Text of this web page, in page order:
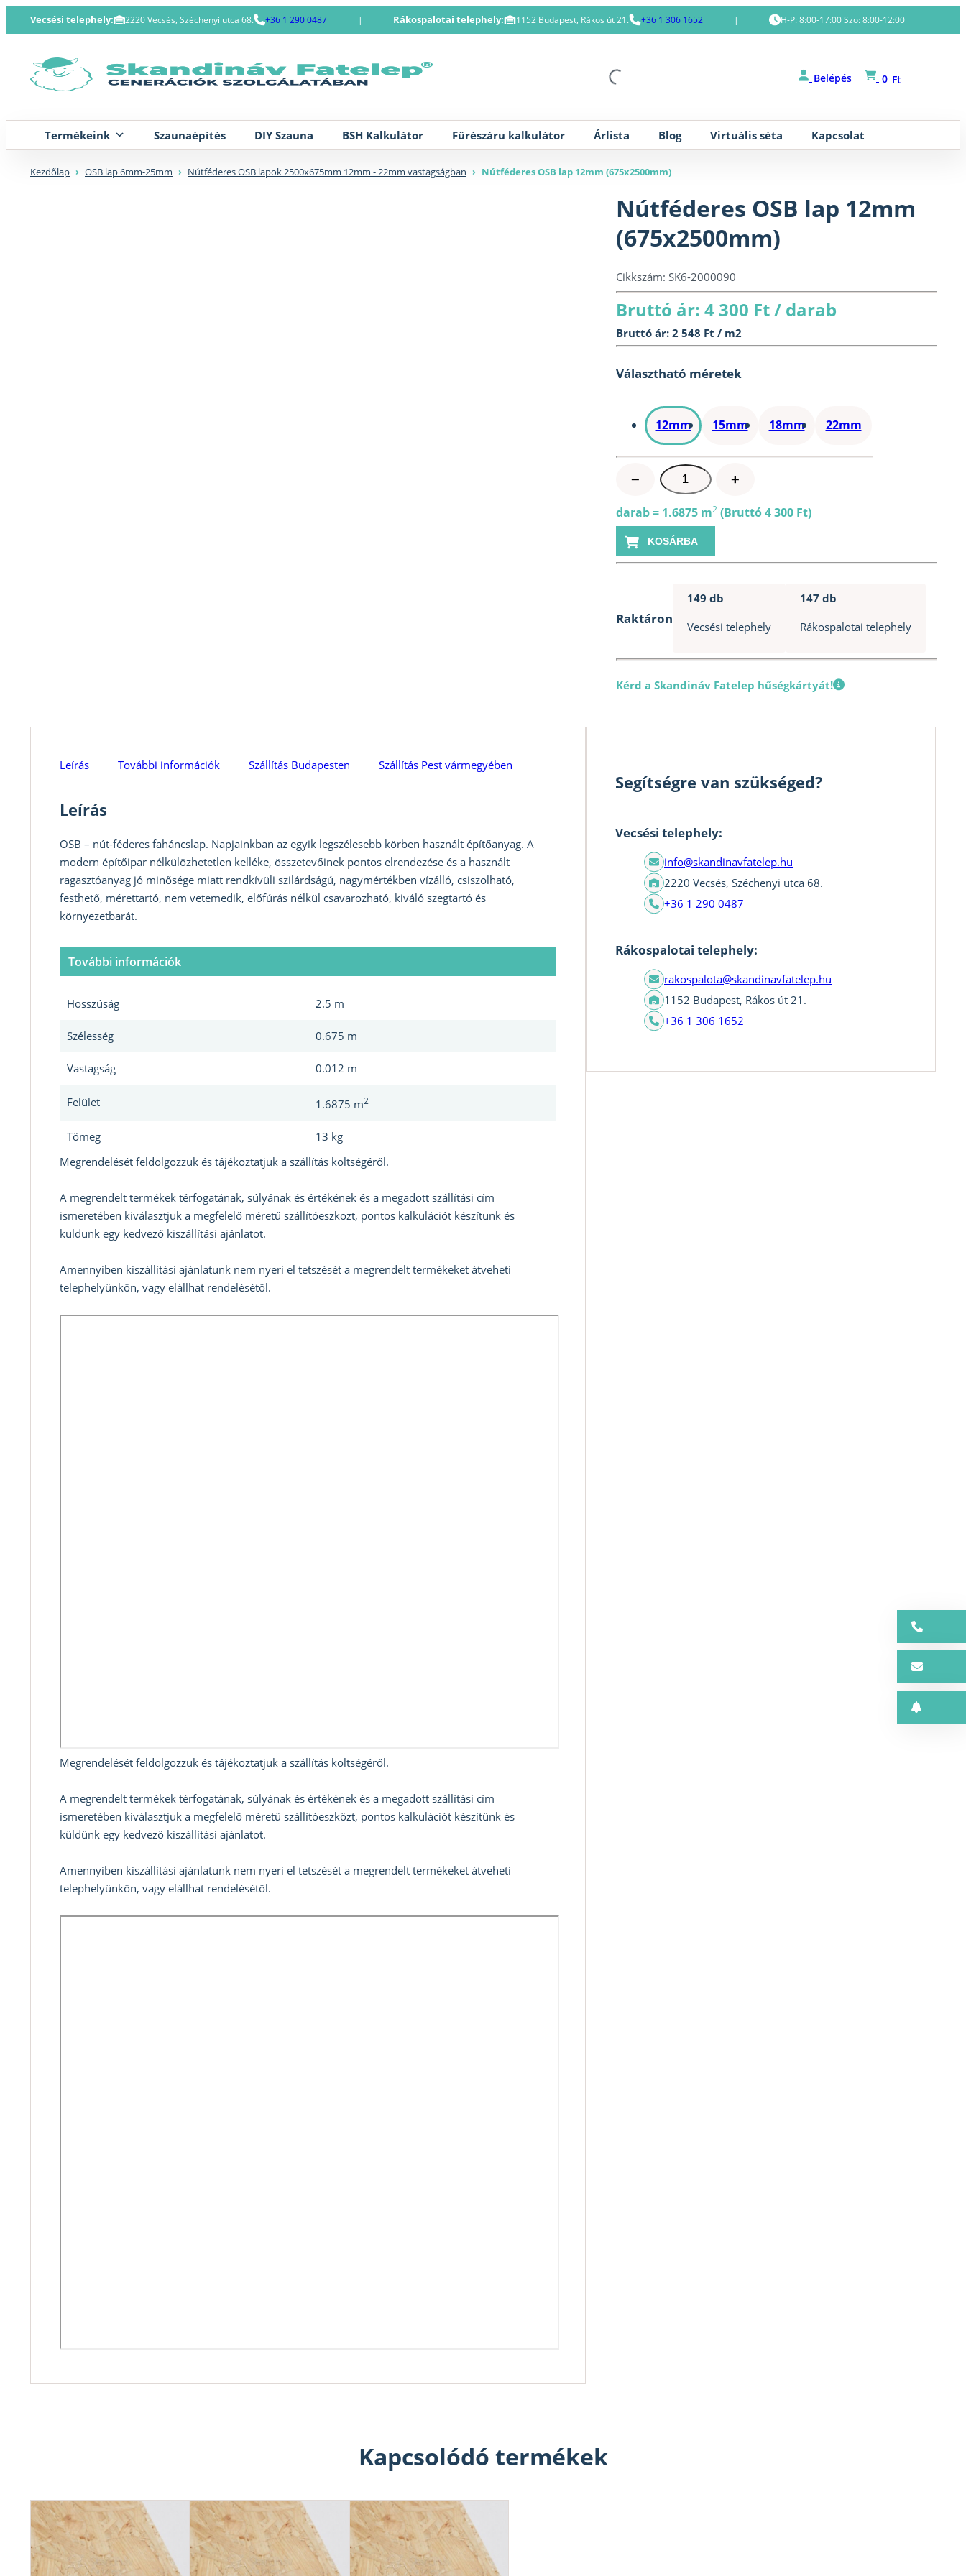
to
Vecsési telephely: 2220 Vecsés, Széchenyi utca 68. +36 1 290 0487 | Rákospalotai telephely: 1152 Budapest, Rákos út 21. +36 1 306 1652 | H-P: 8:00-17:00 Szo: 8:00-12:00
Belépés 0 Ft
Termékeink Szaunaépítés DIY Szauna BSH Kalkulátor Fűrészáru kalkulátor Árlista Blog Virtuális séta Kapcsolat
Kezdőlap › OSB lap 6mm-25mm › Nútféderes OSB lapok 2500x675mm 12mm - 22mm vastagságban › Nútféderes OSB lap 12mm (675x2500mm)
Nútféderes OSB lap 12mm
(675x2500mm)
Cikkszám: SK6-2000090
Bruttó ár: 4 300 Ft / darab
Bruttó ár: 2 548 Ft / m2
Választható méretek
12mm 15mm 18mm 22mm
−
Nútféderes
OSB
lap
12mm
(675x2500mm)
mennyiség
+
darab = 1.6875 m2 (Bruttó 4 300 Ft)
KOSÁRBA
Raktáron
149 db
Vecsési telephely
147 db
Rákospalotai telephely
Kérd a Skandináv Fatelep hűségkártyát!
Leírás További információk Szállítás Budapesten Szállítás Pest vármegyében
Leírás
OSB – nút-féderes faháncslap. Napjainkban az egyik legszélesebb körben használt építőanyag. A
modern építőipar nélkülözhetetlen kelléke, összetevőinek pontos elrendezése és a használt
ragasztóanyag jó minősége miatt rendkívüli szilárdságú, nagymértékben vízálló, csiszolható,
festhető, mérettartó, nem vetemedik, előfúrás nélkül csavarozható, kiváló szegtartó és
környezetbarát.
További információk
Hosszúság 2.5 m
Szélesség 0.675 m
Vastagság 0.012 m
Felület 1.6875 m2
Tömeg
13 kg
Megrendelését feldolgozzuk és tájékoztatjuk a szállítás költségéről.
A megrendelt termékek térfogatának, súlyának és értékének és a megadott szállítási cím
ismeretében kiválasztjuk a megfelelő méretű szállítóeszközt, pontos kalkulációt készítünk és
küldünk egy kedvező kiszállítási ajánlatot.
Amennyiben kiszállítási ajánlatunk nem nyeri el tetszését a megrendelt termékeket átveheti
telephelyünkön, vagy elállhat rendelésétől.
Megrendelését feldolgozzuk és tájékoztatjuk a szállítás költségéről.
A megrendelt termékek térfogatának, súlyának és értékének és a megadott szállítási cím
ismeretében kiválasztjuk a megfelelő méretű szállítóeszközt, pontos kalkulációt készítünk és
küldünk egy kedvező kiszállítási ajánlatot.
Amennyiben kiszállítási ajánlatunk nem nyeri el tetszését a megrendelt termékeket átveheti
telephelyünkön, vagy elállhat rendelésétől.
Segítségre van szükséged?
Vecsési telephely:
info@skandinavfatelep.hu
2220 Vecsés, Széchenyi utca 68.
+36 1 290 0487
Rákospalotai telephely:
rakospalota@skandinavfatelep.hu
1152 Budapest, Rákos út 21.
+36 1 306 1652
Kapcsolódó termékek